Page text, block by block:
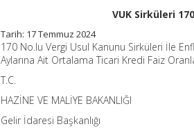
VUK Sirküleri
Tarih: 17 Temmuz 2024
170 No.lu Vergi Usul Kanunu Sirküleri İle
Aylarına Ait Ortalama Ticari Kredi Faiz
T.C.
HAZİNE VE MALİYE BAKANLIĞI
Gelir İdaresi Başkanlığı